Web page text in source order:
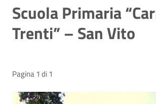
Scuola Primaria
Trenti” – San Vito
Pagina 1 di 1